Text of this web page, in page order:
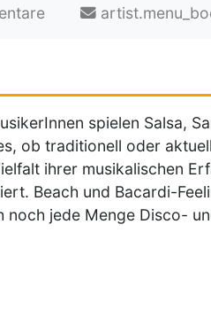
spielen Salsa,
ob traditionell oder
ihrer musikalischen
Beach und Bacardi-
noch jede Menge Disco-